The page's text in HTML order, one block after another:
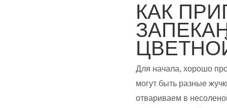
КАК
Для начала, хорошо
могут быть разные
отвариваем в